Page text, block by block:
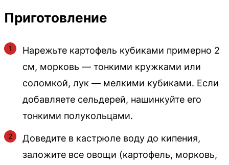
Приготовление
Нарежьте картофель кубиками примерно 2
см, морковь — тонкими кружками или
соломкой, лук — мелкими кубиками. Если
добавляете сельдерей, нашинкуйте его
тонкими полукольцами.
Доведите в кастрюле воду до кипения,
заложите все овощи (картофель, морковь,